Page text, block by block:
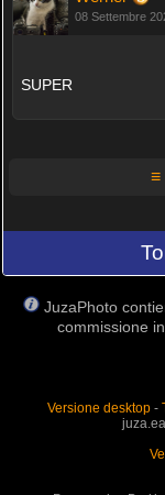
08 Settembre
SUPER
≡
JuzaPhoto
commissione
Versione desktop-